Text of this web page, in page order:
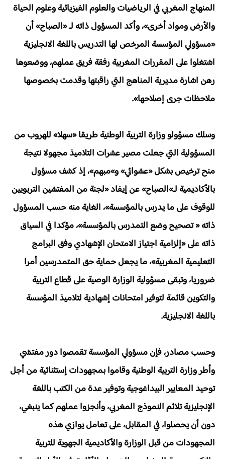
المنهاج المغربي في الرياضيات والعلوم الفيزيائية وعلوم الحياة
والأرض ومواد أخرى»، وأكد المسؤول ذاته لـ «الصباح» أن
«مسؤولي المؤسسة المرخص لها التدريس باللغة الانجليزية
اشتغلوا على المقررات المغربية رفقة فريق عملهم، ووضعوها
رهن اشارة مديرية المناهج التي راقبتها وقدمت بخصوصها
ملاحظات جرى إصلاحها».
وسلك مسؤولو وزارة التربية الوطنية طريقا «سهلا» للهروب من
المسؤولية التي جعلت مصير عشرات التلاميذ مجهولا نتيجة
منح ترخيص بشكل «عشوائي» و»مبهم»، إذ كشف مسؤول
بالأكاديمية لـ»الصباح» عن إيفاد «لجنة من المفتشين التربويين
للوقوف على ما يدرس بالمؤسسة»، الغاية منه حسب المسؤول
ذاته « تصحيح وضع التمدرس بالمؤسسة»، مؤكدا في السياق
ذاته على «إلزامية اجتياز الامتحان الإشهادي وفق البرامج
التعليمية المغربية»، ما يجعل حماية حق المتمدرسين أمرا
ضروريا، وتبقى مسؤولية الوزارة الوصية على قطاع التربية
والتكوين قائمة لتوفير امتحانات إشهادية لتلاميذ المؤسسة
باللغة الانجليزية.
وحسب مصادر، فإن مسؤولي المؤسسة تقمصوا دور مفتشي
وأطر وزارة التربية الوطنية وقاموا بمجهودات إستثنائية من أجل
توحيد المعايير البيداغوجية وتوفير عدة من الكتب باللغة
الإنجليزية تلائم النموذج المغربي، وأنجزوا عملهم كما ينبغي،
دون أن يحصلوا، في المقابل، على تعامل يوازي هذه
المجهودات من قبل الوزارة والأكاديمية الجهوية للتربية